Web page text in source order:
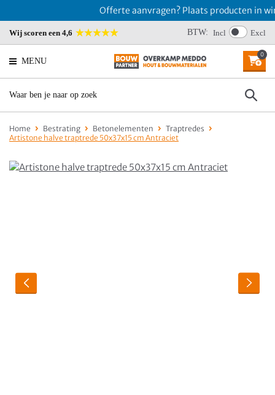
Offerte aanvragen? Plaats producten in
Wij scoren een 4,6 BTW: Incl Excl
MENU
0
Home Bestrating Betonelementen
Traptredes
Artistone halve traptrede 50x37x15 cm Antraciet